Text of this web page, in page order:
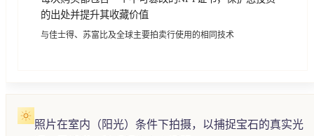
的出处并提升其收藏价值
与佳士得、苏富比及全球主要拍卖行使用的相同技术
照片在室内（阳光）条件下拍摄，以捕捉宝石的真实光